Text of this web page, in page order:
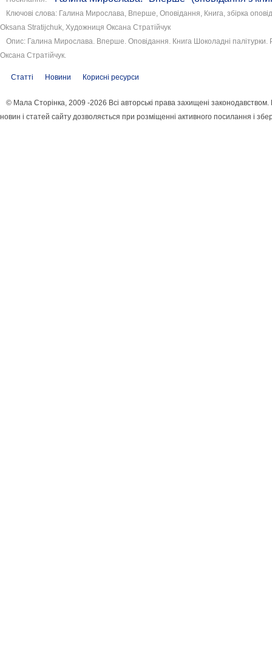
Ключові слова: Галина Мирослава, Вперше, Оповідання, Книга, збірка
Oksana Stratijchuk, Художниця Оксана Стратійчук
Опис: Галина Мирослава. Вперше. Оповідання. Книга Шоколадні
Оксана Стратійчук.
Статті Новини Корисні ресурси
© Мала Сторінка, 2009 -2026 Всі авторські права захищені
новин і статей сайту дозволяється при розміщенні активного посилання і